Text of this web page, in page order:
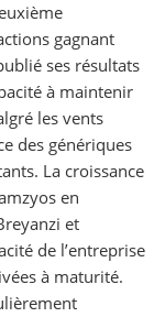
gagnant
ses résultats
à maintenir
les vents
des génériques
La croissance
en
et
de l’entreprise
à maturité.